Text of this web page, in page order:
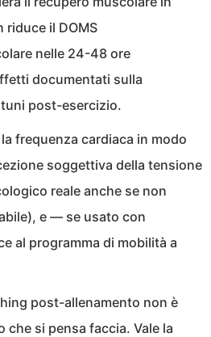
il DOMS
nelle 24-48 ore
documentati sulla
post-esercizio.
frequenza cardiaca in modo
soggettiva della tensione
reale anche se non
e — se usato con
al programma di mobilità a
post-allenamento non è
che si pensa faccia. Vale la